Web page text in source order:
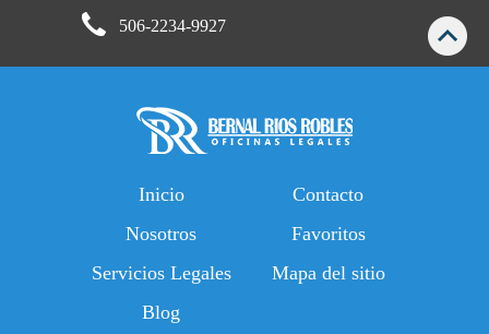
506-2234-9927
Inicio
Nosotros
Servicios Legales
Blog
Contacto
Favoritos
Mapa del sitio